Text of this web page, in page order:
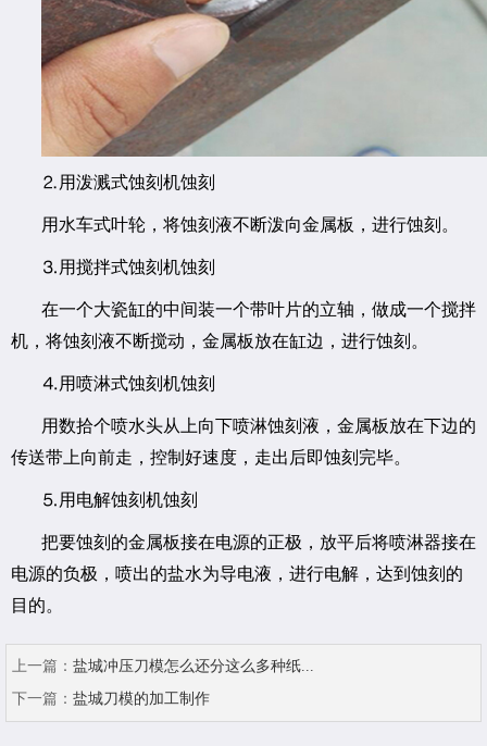
⒉用泼溅式蚀刻机蚀刻
用水车式叶轮，将蚀刻液不断泼向金属板，进行蚀刻。
⒊用搅拌式蚀刻机蚀刻
在一个大瓷缸的中间装一个带叶片的立轴，做成一个搅拌
机，将蚀刻液不断搅动，金属板放在缸边，进行蚀刻。
⒋用喷淋式蚀刻机蚀刻
用数拾个喷水头从上向下喷淋蚀刻液，金属板放在下边的
传送带上向前走，控制好速度，走出后即蚀刻完毕。
⒌用电解蚀刻机蚀刻
把要蚀刻的金属板接在电源的正极，放平后将喷淋器接在
电源的负极，喷出的盐水为导电液，进行电解，达到蚀刻的
目的。
上一篇： 盐城冲压刀模怎么还分这么多种纸...
下一篇： 盐城刀模的加工制作